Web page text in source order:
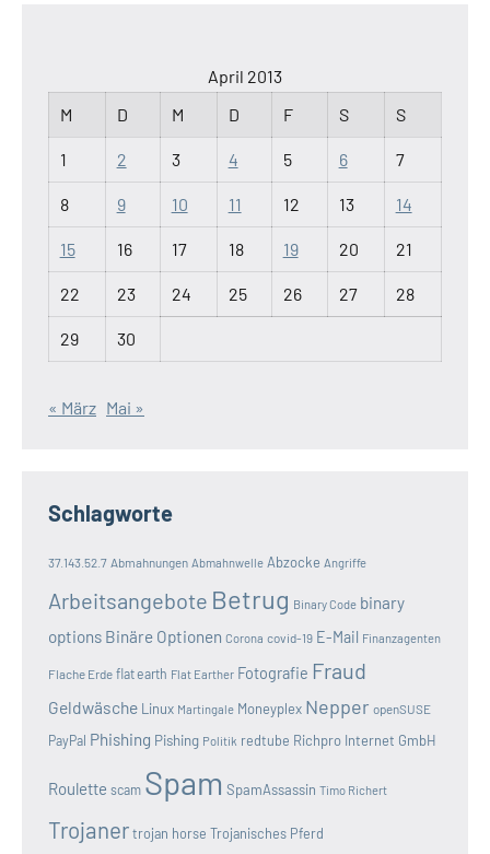
April 2013
M
D M D F S S
1 2 3 4 5 6 7
8 9 10 11 12 13 14
15 16 17 18 19 20 21
22 23 24 25 26 27 28
29 30
« März Mai »
Schlagworte
37.143.52.7 Abmahnungen Abmahnwelle Abzocke Angriffe
Arbeitsangebote Betrug Binary Code binary
options Binäre Optionen Corona covid-19 E-Mail Finanzagenten
Flache Erde flat earth Flat Earther Fotografie Fraud
Geldwäsche Linux Martingale Moneyplex Nepper openSUSE
PayPal Phishing Pishing Politik redtube Richpro Internet GmbH
Roulette scam Spam SpamAssassin Timo Richert
Trojanertrojan horse Trojanisches Pferd